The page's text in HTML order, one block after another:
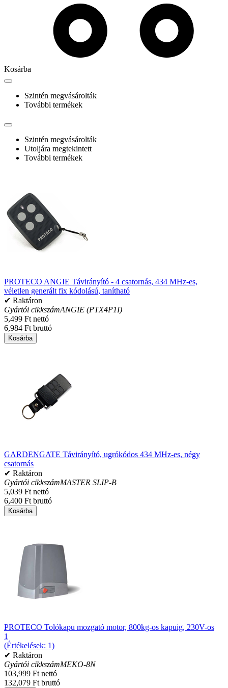
Kosárba
Szintén megvásárolták
További termékek
Szintén megvásárolták
Utoljára megtekintett
További termékek
PROTECO ANGIE Távirányító - 4 csatornás, 434 MHz-es,
véletlen generált fix kódolású, tanítható
✔ Raktáron
Gyártói cikkszámANGIE (PTX4P1I)
5,499 Ft nettó
6,984 Ft bruttó
Kosárba
GARDENGATE Távirányító, ugrókódos 434 MHz-es, négy
csatornás
✔ Raktáron
Gyártói cikkszámMASTER SLIP-B
5,039 Ft nettó
6,400 Ft bruttó
Kosárba
PROTECO Tolókapu mozgató motor, 800kg-os kapuig, 230V-os
1
(Értékelések: 1)
✔ Raktáron
Gyártói cikkszámMEKO-8N
103,999 Ft nettó
132,079 Ft bruttó